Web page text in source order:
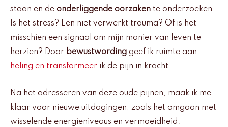
staan en de onderliggende oorzaken te onderzoeken.
Is het stress? Een niet verwerkt trauma? Of is het
misschien een signaal om mijn manier van leven te
herzien? Door bewustwording geef ik ruimte aan
heling en transformeer ik de pijn in kracht.
Na het adresseren van deze oude pijnen, maak ik me
klaar voor nieuwe uitdagingen, zoals het omgaan met
wisselende energieniveaus en vermoeidheid.